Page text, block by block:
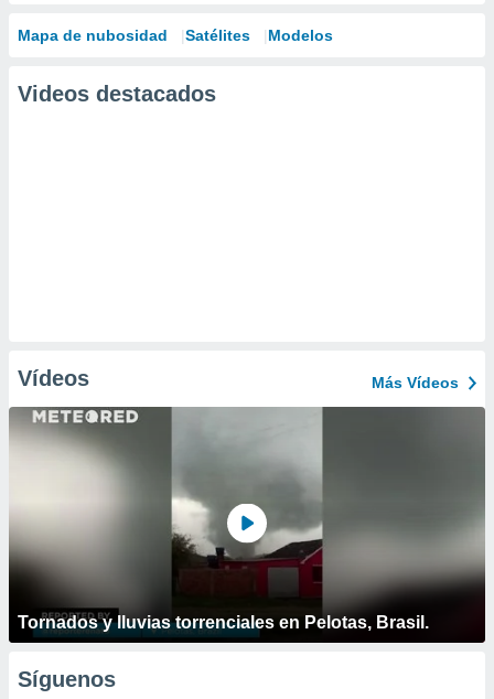
Mapa de nubosidad Satélites Modelos
Videos destacados
Vídeos Más Vídeos
Tornados y lluvias torrenciales en Pelotas, Brasil.
Síguenos